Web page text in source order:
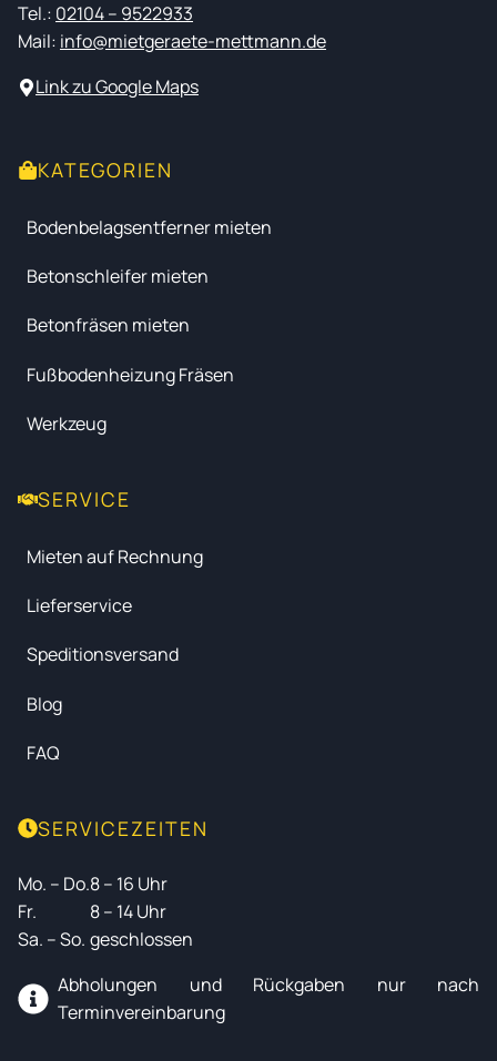
Tel.: 02104 – 9522933
Mail: info@mietgeraete-mettmann.de
Link zu Google Maps
KATEGORIEN
Bodenbelagsentferner mieten
Betonschleifer mieten
Betonfräsen mieten
Fußbodenheizung Fräsen
Werkzeug
SERVICE
Mieten auf Rechnung
Lieferservice
Speditionsversand
Blog
FAQ
SERVICEZEITEN
Mo. – Do.
Fr.
Sa. – So.
8 – 16 Uhr
8 – 14 Uhr
geschlossen
Abholungen und Rückgaben nur nach
Terminvereinbarung